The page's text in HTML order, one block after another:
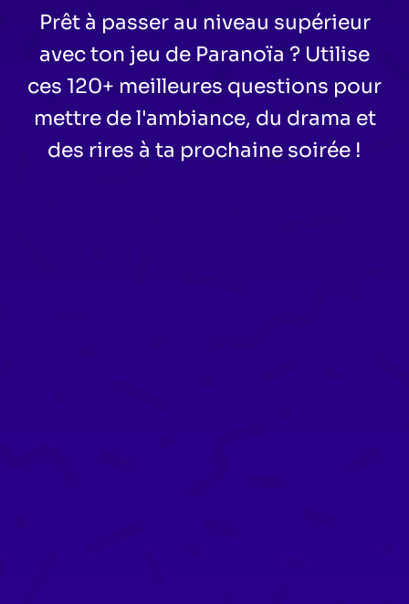
Prêt à passer au niveau supérieur
avec ton jeu de Paranoïa ? Utilise
ces 120+ meilleures questions pour
mettre de l'ambiance, du drama et
des rires à ta prochaine soirée !